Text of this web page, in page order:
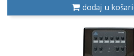
dodaj u